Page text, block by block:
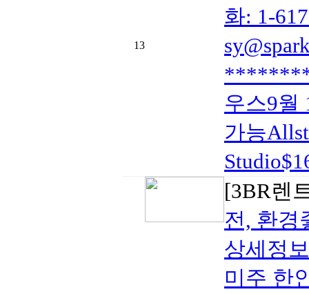
13
화: 1-
우스9월
가능
[3BR렌
전, 환경
상세정
미주 한